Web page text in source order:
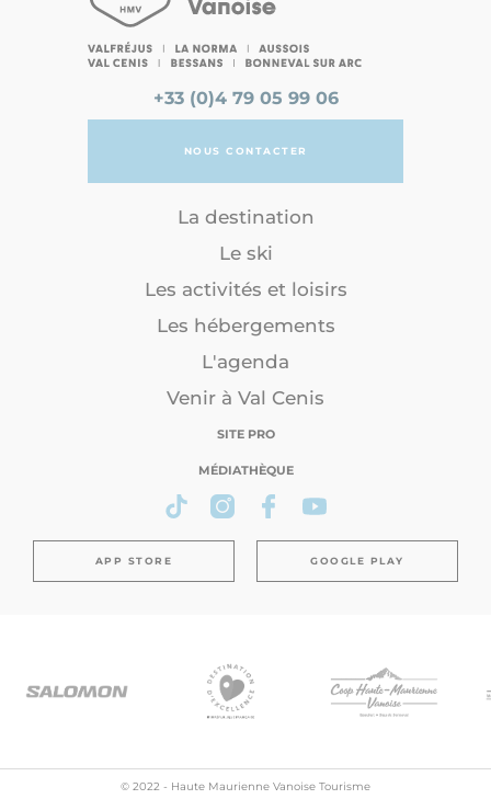
+33 (0)4 79 05 99 06
NOUS CONTACTER
La destination
Le ski
Les activités et loisirs
Les hébergements
L'agenda
Venir à Val Cenis
SITE PRO
MÉDIATHÈQUE
APP STORE GOOGLE PLAY
© 2022 - Haute Maurienne Vanoise Tourisme